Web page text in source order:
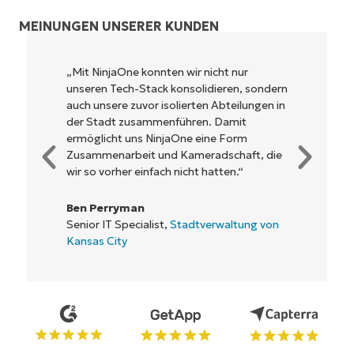
MEINUNGEN UNSERER KUNDEN
„NinjaOne ermöglicht unserem
Unternehmen sowie den Eigentümern und
Betreibern, mit denen wir
zusammenarbeiten, eine höhere
Rentabilität. Das ist für alle ein Win-win-
Geschäft.“
IT Director,Flash